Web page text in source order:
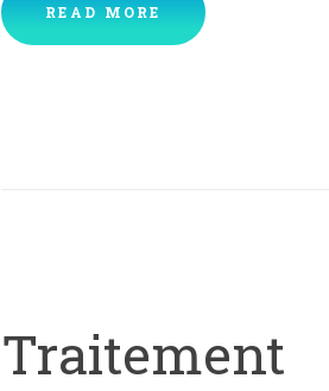
READ MORE
Traitement